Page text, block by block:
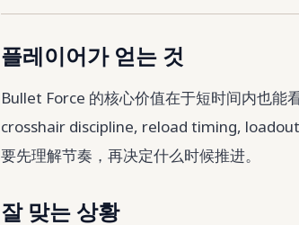
플레이어가 얻는 것
Bullet Force 的核心价值在于短时间内也能
crosshair discipline, reload timing,
要先理解节奏，再决定什么时候推进。
잘 맞는 상황